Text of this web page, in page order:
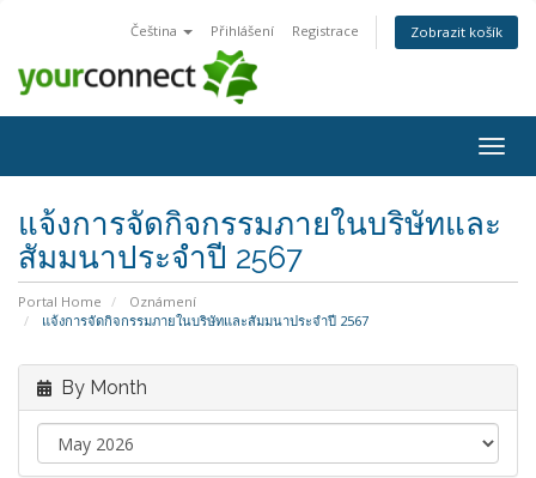
Čeština Přihlášení Registrace Zobrazit košík
แจ้งการจัดกิจกรรมภายในบริษัทและ
สัมมนาประจำปี 2567
Portal Home
Oznámení
แจ้งการจัดกิจกรรมภายในบริษัทและสัมมนาประจำปี 2567
By Month